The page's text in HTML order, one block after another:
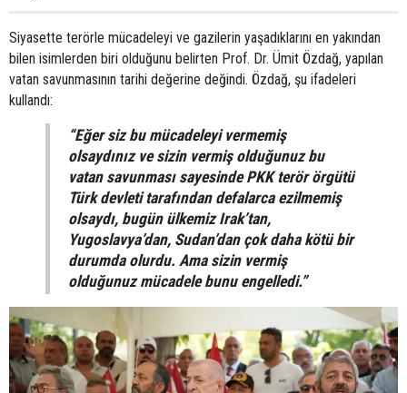
Siyasette terörle mücadeleyi ve gazilerin yaşadıklarını en yakından
bilen isimlerden biri olduğunu belirten Prof. Dr. Ümit Özdağ, yapılan
vatan savunmasının tarihi değerine değindi. Özdağ, şu ifadeleri
kullandı:
“Eğer siz bu mücadeleyi vermemiş
olsaydınız ve sizin vermiş olduğunuz bu
vatan savunması sayesinde PKK terör örgütü
Türk devleti tarafından defalarca ezilmemiş
olsaydı, bugün ülkemiz Irak’tan,
Yugoslavya’dan, Sudan’dan çok daha kötü bir
durumda olurdu. Ama sizin vermiş
olduğunuz mücadele bunu engelledi.”